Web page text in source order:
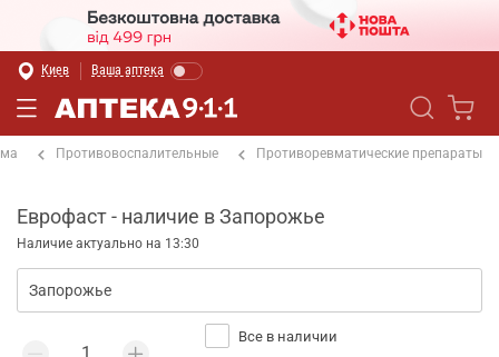
Киев Ваша аптека
Противовоспалительные Противоревматические препараты
Еврофаст - наличие в Запорожье
Наличие актуально на 13:30
Все в наличии